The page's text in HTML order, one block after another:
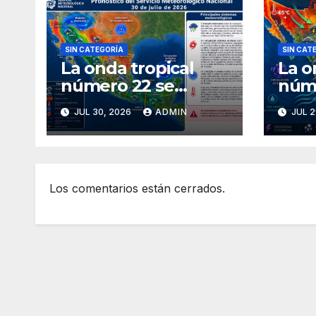
SIN CATEGORÍA
La onda tropical
número 22 se
desplazará sobre el
golfo de
Tehuantepec y el
JUL 30, 2026 ADMIN
SIN
La
JUL
Los comentarios están cerrados.